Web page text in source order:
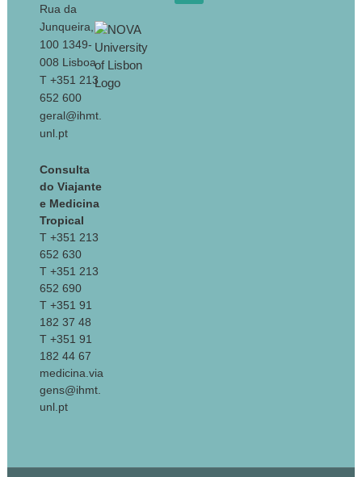
Rua da
Junqueira,
100 1349-
008 Lisboa
T +351 213
652 600
geral@ihmt.
unl.pt
Consulta
do Viajante
e Medicina
Tropical
T +351 213
652 630
T +351 213
652 690
T +351 91
182 37 48
T +351 91
182 44 67
medicina.via
gens@ihmt.
unl.pt